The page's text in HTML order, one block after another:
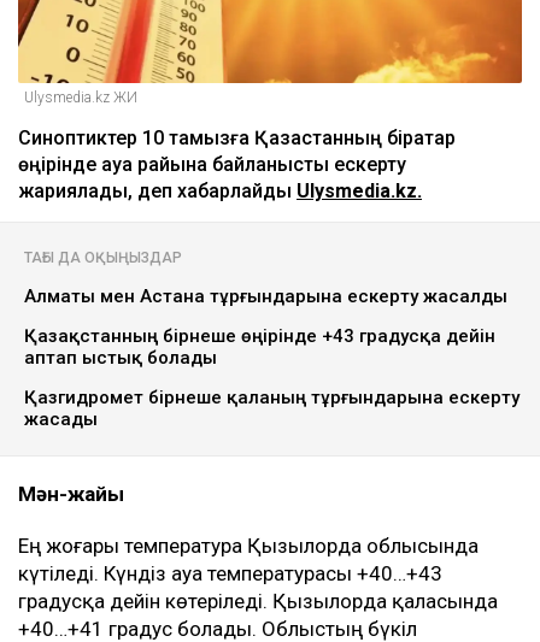
Ulysmedia.kz ЖИ
Синоптиктер 10 тамызға Қазақстанның бірқатар
өңірінде ауа райына байланысты ескерту
жариялады, деп хабарлайды Ulysmedia.kz.
ТАҒЫ ДА ОҚЫҢЫЗДАР
Алматы мен Астана тұрғындарына ескерту жасалды
Қазақстанның бірнеше өңірінде +43 градусқа дейін
аптап ыстық болады
Қазгидромет бірнеше қаланың тұрғындарына ескерту
жасады
Мән-жайы
Ең жоғары температура Қызылорда облысында
күтіледі. Күндіз ауа температурасы +40…+43
градусқа дейін көтеріледі. Қызылорда қаласында
+40…+41 градус болады. Облыстың бүкіл